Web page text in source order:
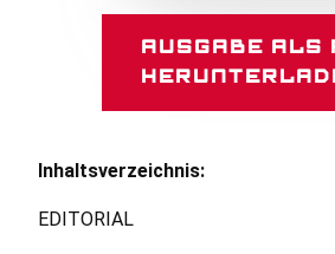
Ausgabe als
Inhaltsverzeichnis:
EDITORIAL